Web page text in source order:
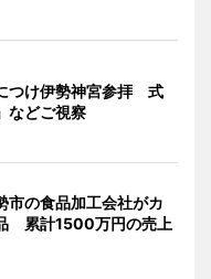
つけ伊勢神宮参拝 式
などご視察
市の食品加工会社がカ
累計1500万円の売上